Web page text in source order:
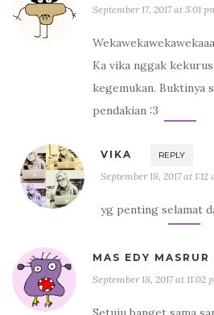
September 17, 2017 at 5:01
Ka vika nggak
kegemukan. Buktinya
pendakian :3
VIKA REPLY
September 18, 2017 at 1:12
yg penting selamat
MAS EDY MASRUR
September 18, 2017 at 11:02